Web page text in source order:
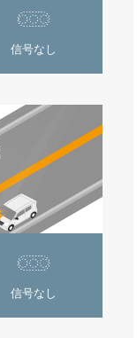
信号なし
信号なし